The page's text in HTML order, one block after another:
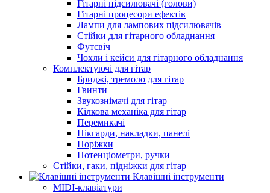
Гітарні підсилювачі (голови)
Гітарні процесори ефектів
Лампи для лампових підсилювачів
Стійки для гітарного обладнання
Футсвіч
Чохли і кейси для гітарного обладнання
Комплектуючі для гітар
Бриджі, тремоло для гітар
Гвинти
Звукознімачі для гітар
Кілкова механіка для гітар
Перемикачі
Пікгарди, накладки, панелі
Поріжки
Потенціометри, ручки
Стійки, гаки, підніжки для гітар
Клавішні інструменти
MIDI-клавіатури